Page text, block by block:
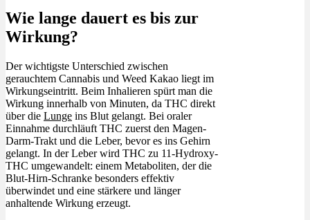
Wie lange dauert es bis zur
Wirkung?
Der wichtigste Unterschied zwischen
gerauchtem Cannabis und Weed Kakao liegt im
Wirkungseintritt. Beim Inhalieren spürt man die
Wirkung innerhalb von Minuten, da THC direkt
über die Lunge ins Blut gelangt. Bei oraler
Einnahme durchläuft THC zuerst den Magen-
Darm-Trakt und die Leber, bevor es ins Gehirn
gelangt. In der Leber wird THC zu 11-Hydroxy-
THC umgewandelt: einem Metaboliten, der die
Blut-Hirn-Schranke besonders effektiv
überwindet und eine stärkere und länger
anhaltende Wirkung erzeugt.